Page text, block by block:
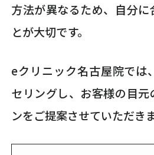
方法が異なるため、自分に
とが大切です。
eクリニック名古屋院では
セリングし、お客様の目
ンをご提案させていただきま